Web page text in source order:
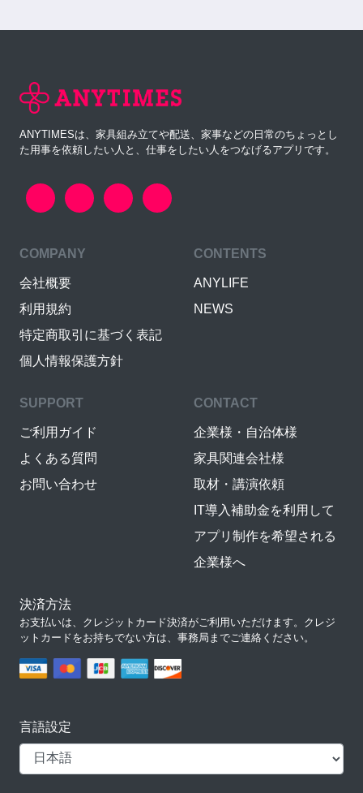
ANYTIMESは、家具組み立てや配送、家事などの日常のちょっとし
た用事を依頼したい人と、仕事をしたい人をつなげるアプリです。
COMPANY
会社概要
利用規約
特定商取引に基づく表記
個人情報保護方針
CONTENTS
ANYLIFE
NEWS
SUPPORT
ご利用ガイド
よくある質問
お問い合わせ
CONTACT
企業様・自治体様
家具関連会社様
取材・講演依頼
IT導入補助金を利用して
アプリ制作を希望される
企業様へ
決済方法
お支払いは、クレジットカード決済がご利用いただけます。クレジ
ットカードをお持ちでない方は、事務局までご連絡ください。
言語設定